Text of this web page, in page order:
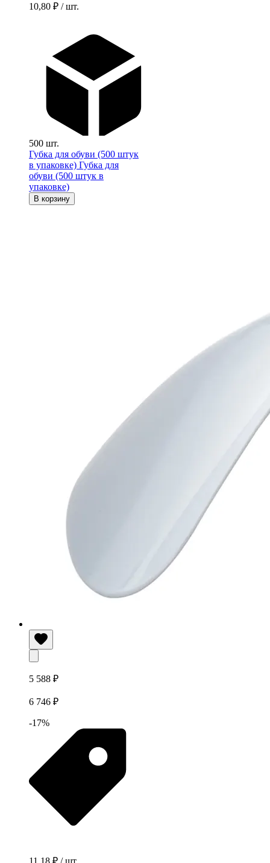
10,80 ₽ / шт.
500 шт.
Губка для обуви (500 штук
в упаковке) Губка для
обуви (500 штук в
упаковке)
В корзину
5 588 ₽
6 746 ₽
-17%
11,18 ₽ / шт.